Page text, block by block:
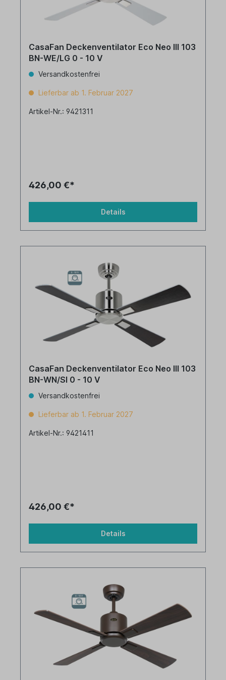
CasaFan Deckenventilator Eco Neo III 103
BN-WE/LG 0 - 10 V
Versandkostenfrei
Lieferbar ab 1. Februar 2027
Artikel-Nr.: 9421311
426,00 €*
Details
CasaFan Deckenventilator Eco Neo III 103
BN-WN/SI 0 - 10 V
Versandkostenfrei
Lieferbar ab 1. Februar 2027
Artikel-Nr.: 9421411
426,00 €*
Details